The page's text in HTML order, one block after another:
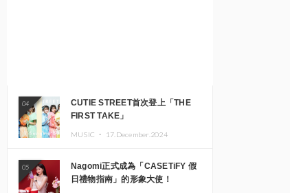
04
CUTIE STREET首次登上「THE
FIRST TAKE」
MUSIC ・ 17.December.2024
05
Nagomi正式成為「CASETiFY 假
日禮物指南」的形象大使！